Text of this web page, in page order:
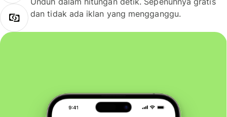
dan tidak ada iklan yang mengganggu.